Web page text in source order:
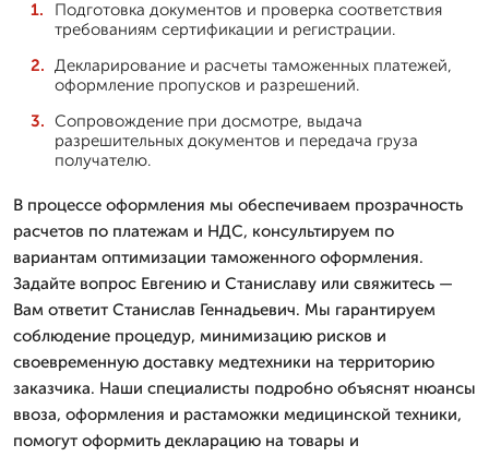
Подготовка документов и проверка соответствия
требованиям сертификации и регистрации.
Декларирование и расчеты таможенных платежей,
оформление пропусков и разрешений.
Сопровождение при досмотре, выдача
разрешительных документов и передача груза
получателю.
В процессе оформления мы обеспечиваем прозрачность
расчетов по платежам и НДС, консультируем по
вариантам оптимизации таможенного оформления.
Задайте вопрос Евгению и Станиславу или свяжитесь —
Вам ответит Станислав Геннадьевич. Мы гарантируем
соблюдение процедур, минимизацию рисков и
своевременную доставку медтехники на территорию
заказчика. Наши специалисты подробно объяснят нюансы
ввоза, оформления и растаможки медицинской техники,
помогут оформить декларацию на товары и